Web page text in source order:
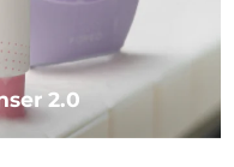
2.0